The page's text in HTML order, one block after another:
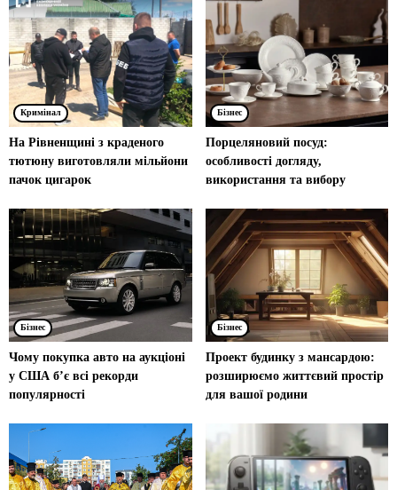
Кримінал
На Рівненщині з краденого
тютюну виготовляли мільйони
пачок цигарок
Бізнес
Порцеляновий посуд:
особливості догляду,
використання та вибору
Бізнес
Чому покупка авто на аукціоні
у США б’є всі рекорди
популярності
Бізнес
Проект будинку з мансардою:
розширюємо життєвий простір
для вашої родини